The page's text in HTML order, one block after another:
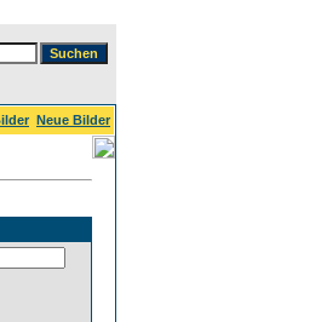
Neue Bilder